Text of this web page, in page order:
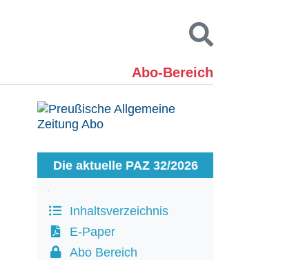
Abo-Bereich
Kontakt
Die aktuelle PAZ 32/2026
Inhaltsverzeichnis
E-Paper
Abo Bereich